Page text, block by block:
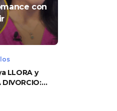
con
LLORA y
DIVORCIO: